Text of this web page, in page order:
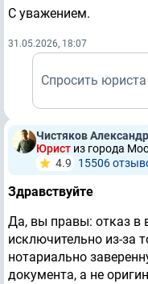
С уважением.
31.05.2026, 18:07
Спросить юриста
Чистяков
Юрист из города
4.9
15506
Здравствуйте
Да, вы правы: отказ в
исключительно из-за
нотариально
документа, а не